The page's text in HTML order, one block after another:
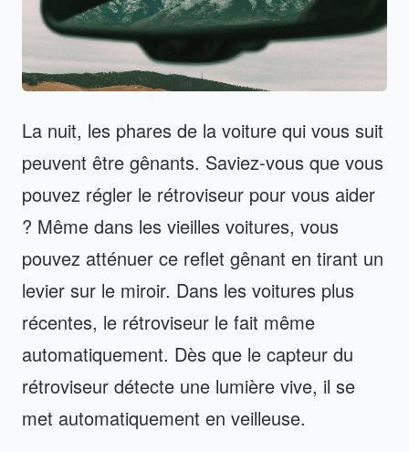
La nuit, les phares de la voiture qui vous suit
peuvent être gênants. Saviez-vous que vous
pouvez régler le rétroviseur pour vous aider
? Même dans les vieilles voitures, vous
pouvez atténuer ce reflet gênant en tirant un
levier sur le miroir. Dans les voitures plus
récentes, le rétroviseur le fait même
automatiquement. Dès que le capteur du
rétroviseur détecte une lumière vive, il se
met automatiquement en veilleuse.